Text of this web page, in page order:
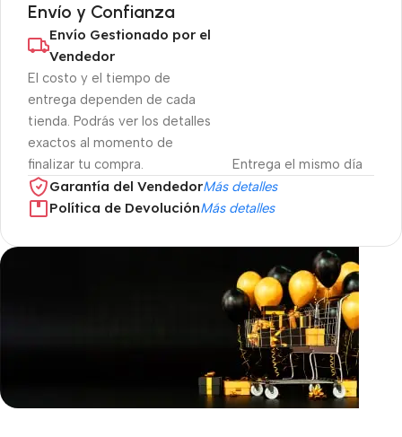
Envío y Confianza
Envío Gestionado por el
Vendedor
El costo y el tiempo de
entrega dependen de cada
tienda. Podrás ver los detalles
exactos al momento de
finalizar tu compra.
Entrega el mismo día
Garantía del VendedorMás detalles
Política de DevoluciónMás detalles